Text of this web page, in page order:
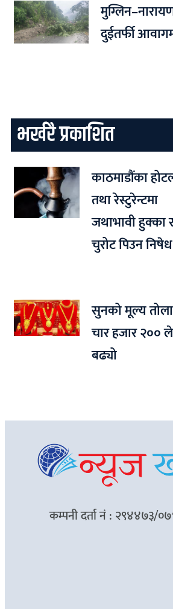
दुईतर्फी
भर्खरै प्रकाशित
काठमाडौंका
तथा रेस्टुरेन्टमा
जथाभावी हुक्का
चुरोट पिउन निषेध
सुनको मूल्य
चार हजार २०० ले
बढ्यो
कम्पनी दर्ता नं : २९४४७३/